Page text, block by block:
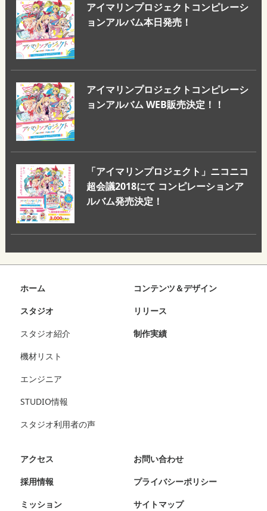
アイマリンプロジェクトコンピレーシ
ョンアルバム本日発売！
アイマリンプロジェクトコンピレーシ
ョンアルバム WEB販売決定！！
「アイマリンプロジェクト」ニコニコ
超会議2018にて コンピレーションア
ルバム発売決定！
ホーム
スタジオ
スタジオ紹介
機材リスト
エンジニア
STUDIO情報
スタジオ利用者の声
コンテンツ＆デザイン
リリース
制作実績
アクセス
採用情報
ミッション
お問い合わせ
プライバシーポリシー
サイトマップ